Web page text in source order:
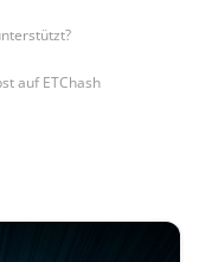
auf ETChash